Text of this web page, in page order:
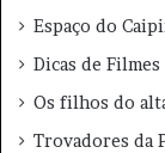
Espaço do
Dicas de Filmes
Os filhos do
Trovadores da